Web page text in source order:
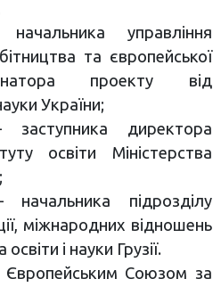
управління
та європейської
проекту від
України;
директора
освіти Міністерства
начальника підрозділу
міжнародних відношень
і науки Грузії.
Європейським Союзом за